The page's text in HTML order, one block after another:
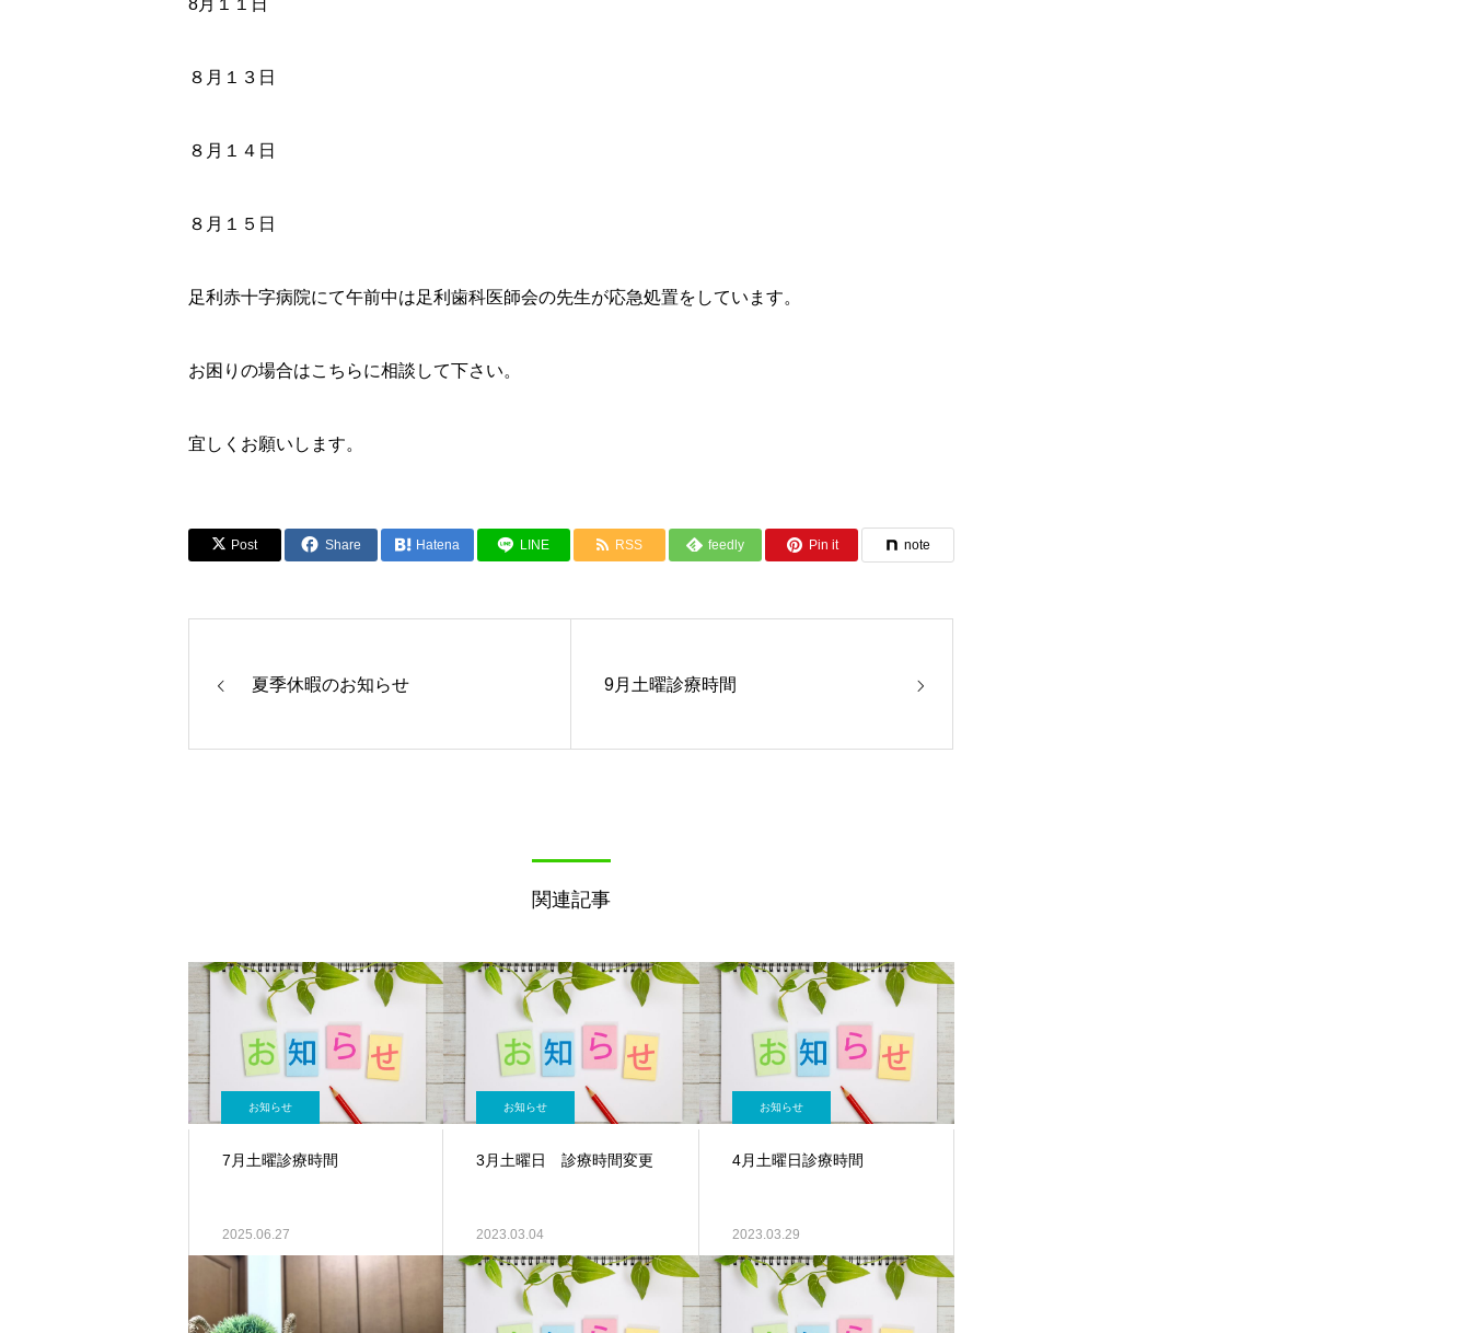
8月１１日
８月１３日
８月１４日
８月１５日
足利赤十字病院にて午前中は足利歯科医師会の先生が応急処置をしています。
お困りの場合はこちらに相談して下さい。
宜しくお願いします。
Post Share Hatena LINE RSS feedly Pin it note
夏季休暇のお知らせ 9月土曜診療時間
関連記事
お知らせ
7月土曜診療時間
2025.06.27
お知らせ
3月土曜日 診療時間変更
2023.03.04
お知らせ
4月土曜日診療時間
2023.03.29